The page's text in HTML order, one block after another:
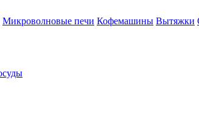
Микроволновые печи Кофемашины Вытяжки